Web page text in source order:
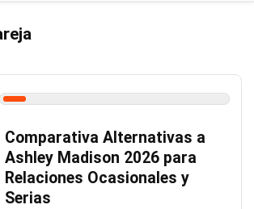
Comparativa Alternativas a
Ashley Madison 2026 para
Relaciones Ocasionales y
Serias